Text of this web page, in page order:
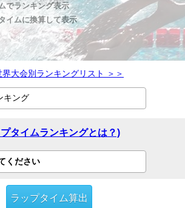
でランキング表示
イムに換算して表示
界大会別ランキングリスト ＞＞
タイムランキングとは？)